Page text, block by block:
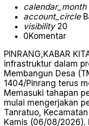
calendar_month
account_circle
visibility20
0Komentar
PINRANG,KABAR
infrastruktur dalam
Membangun Desa
1404/Pinrang terus
Memasuki tahapan
mulai mengerjakan
Tanratuo,
Kamis (06/08/2026).